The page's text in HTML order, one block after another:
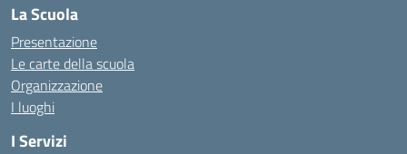
La Scuola
Presentazione
Le carte della scuola
Organizzazione
I luoghi
I Servizi